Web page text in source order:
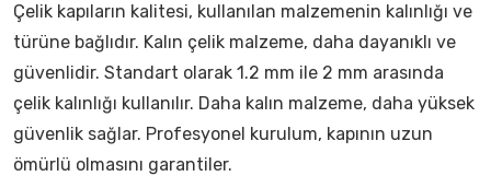
Çelik kapıların kalitesi, kullanılan malzemenin kalınlığı ve
türüne bağlıdır. Kalın çelik malzeme, daha dayanıklı ve
güvenlidir. Standart olarak 1.2 mm ile 2 mm arasında
çelik kalınlığı kullanılır. Daha kalın malzeme, daha yüksek
güvenlik sağlar. Profesyonel kurulum, kapının uzun
ömürlü olmasını garantiler.